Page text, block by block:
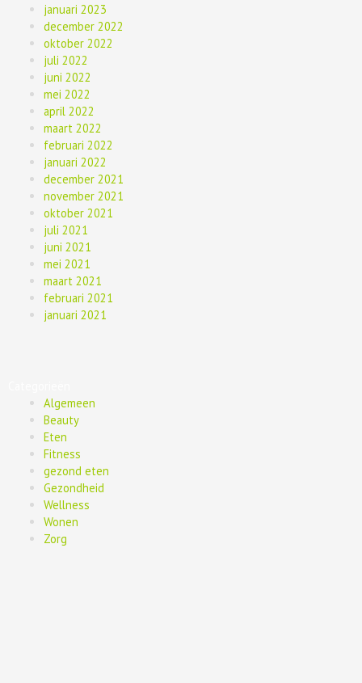
januari 2023
december 2022
oktober 2022
juli 2022
juni 2022
mei 2022
april 2022
maart 2022
februari 2022
januari 2022
december 2021
november 2021
oktober 2021
juli 2021
juni 2021
mei 2021
maart 2021
februari 2021
januari 2021
Algemeen
Beauty
Eten
Fitness
gezond eten
Gezondheid
Wellness
Wonen
Zorg